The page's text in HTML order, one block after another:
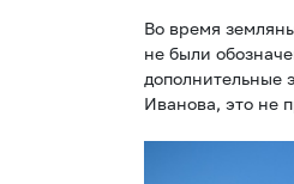
Во время
не были
дополнительные
Иванова, это не